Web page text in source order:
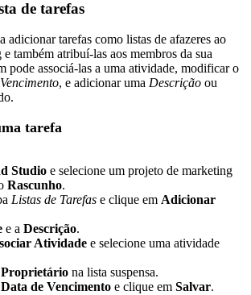
de tarefas
adicionar tarefas como listas de afazeres ao
também atribuí-las aos membros da sua
pode associá-las a uma atividade, modificar o
, e adicionar uma Descrição ou
tarefa
Studio e selecione um projeto de marketing
Rascunho.
Listas de Tarefas e clique em Adicionar
e a Descrição.
Atividade e selecione uma atividade
Proprietário na lista suspensa.
Data de Vencimento e clique em Salvar.